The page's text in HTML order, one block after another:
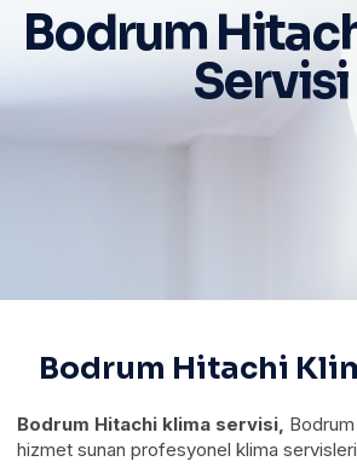
Bodrum
Servisi
Bodrum Hitachi
Bodrum Hitachi klima servisi,
hizmet sunan profesyonel klima